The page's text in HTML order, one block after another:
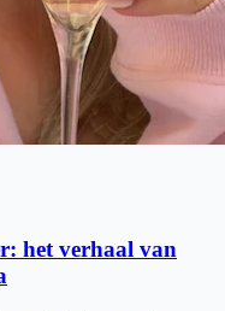
het verhaal van